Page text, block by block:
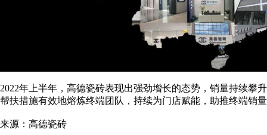
2022年上半年，高德瓷砖表现出强劲增长的态势，销量持续攀
帮扶措施有效地熔炼终端团队，持续为门店赋能，助推终端销
来源：高德瓷砖